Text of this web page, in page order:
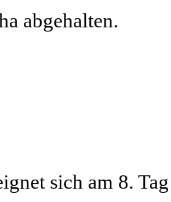
abgehalten.
sich am 8.